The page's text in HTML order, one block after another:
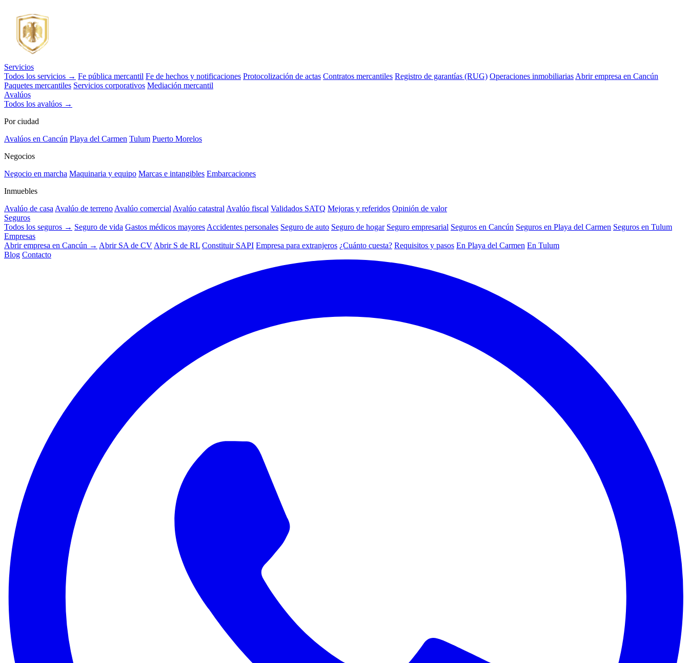
Servicios
Todos los servicios → Fe pública mercantil Fe de hechos y notificaciones Protocolización de actas Contratos mercantiles Registro de garantías (RUG) Operaciones inmobiliarias Abrir empresa en Cancún
Paquetes mercantiles Servicios corporativos Mediación mercantil
Avalúos
Todos los avalúos →
Por ciudad
Avalúos en Cancún Playa del Carmen Tulum Puerto Morelos
Negocios
Negocio en marcha Maquinaria y equipo Marcas e intangibles Embarcaciones
Inmuebles
Avalúo de casa Avalúo de terreno Avalúo comercial Avalúo catastral Avalúo fiscal Validados SATQ Mejoras y referidos Opinión de valor
Seguros
Todos los seguros → Seguro de vida Gastos médicos mayores Accidentes personales Seguro de auto Seguro de hogar Seguro empresarial Seguros en Cancún Seguros en Playa del Carmen Seguros en Tulum
Empresas
Abrir empresa en Cancún → Abrir SA de CV Abrir S de RL Constituir SAPI Empresa para extranjeros ¿Cuánto cuesta? Requisitos y pasos En Playa del Carmen En Tulum
Blog Contacto